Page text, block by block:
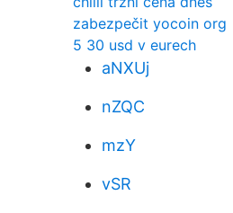
zabezpečit yocoin org
5 30 usd v eurech
aNXUj
nZQC
mzY
vSR